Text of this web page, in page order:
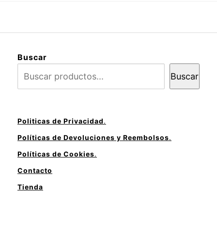
Buscar
Buscar
Politicas de Privacidad.
Políticas de Devoluciones y Reembolsos.
Políticas de Cookies.
Contacto
Tienda